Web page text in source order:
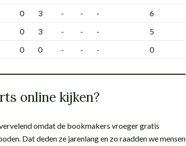
0 3 - - -
6
0 3 - - -
5
0 0 - - - 0
online kijken?
omdat de bookmakers vroeger gratis
Dat deden ze jarenlang en zo raadden we mensen